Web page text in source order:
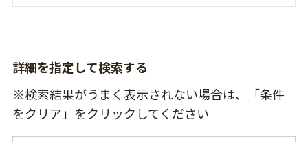
詳細を指定して検索する
※検索結果がうまく表示されない場合は、「条件
をクリア」をクリックしてください